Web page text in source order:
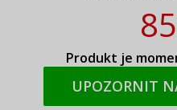
Produkt je
UPOZORNIT